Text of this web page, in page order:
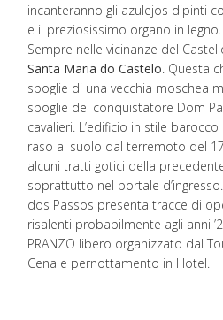
incanteranno gli azulejos dipinti
e il preziosissimo organo in legno.
Sempre nelle vicinanze del
Santa Maria do Castelo . Questa
spoglie di una vecchia moschea
spoglie del conquistatore Dom
cavalieri. L’edificio in stile
raso al suolo dal terremoto del
alcuni tratti gotici della
soprattutto nel portale
dos Passos presenta tracce di
risalenti probabilmente agli anni
PRANZO libero organizzato dal
Cena e pernottamento in Hotel.